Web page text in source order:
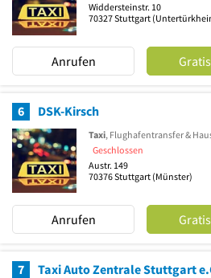
Widdersteinstr. 10
70327Stuttgart
Anrufen
6 DSK-Kirsch
Taxi, Flughafentransfer &
Geschlossen
Austr. 149
70376Stuttgart (Münster)
Anrufen
7 Taxi Auto Zentrale Stuttgart